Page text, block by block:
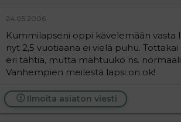
t
u
n
a
i
t
t
n
v
i
e
t
i
24.05.2006
Kummilapseni oppi kävelemään vasta
nyt 2,5 vuotiaana ei vielä puhu.
eri tahtia, mutta mahtuuko ns.
Vanhempien meilestä lapsi on ok!
Ilmoita asiaton viesti